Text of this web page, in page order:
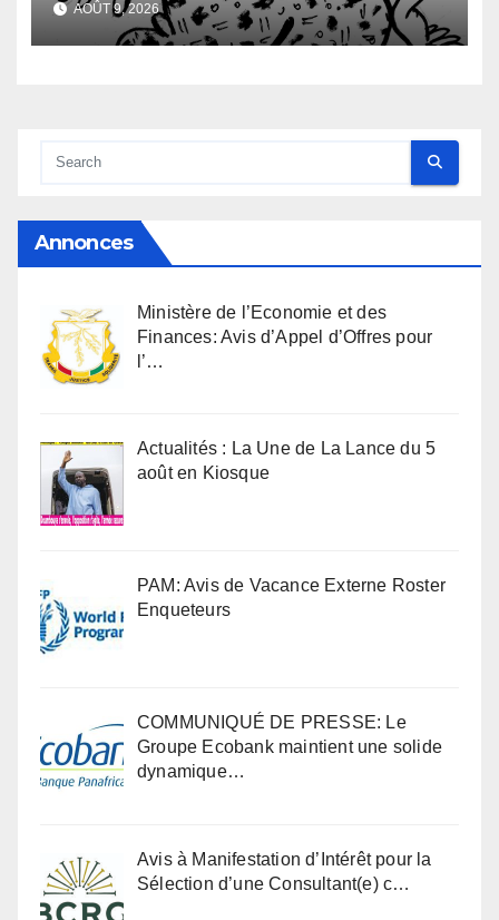
AOÛT 9, 2026
Annonces
Ministère de l’Economie et des
Finances: Avis d’Appel d’Offres pour
l’…
Actualités : La Une de La Lance du 5
août en Kiosque
PAM: Avis de Vacance Externe Roster
Enqueteurs
COMMUNIQUÉ DE PRESSE: Le
Groupe Ecobank maintient une solide
dynamique…
Avis à Manifestation d’Intérêt pour la
Sélection d’une Consultant(e) c…